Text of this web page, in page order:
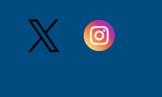
お引取り・お見積りを承ります。